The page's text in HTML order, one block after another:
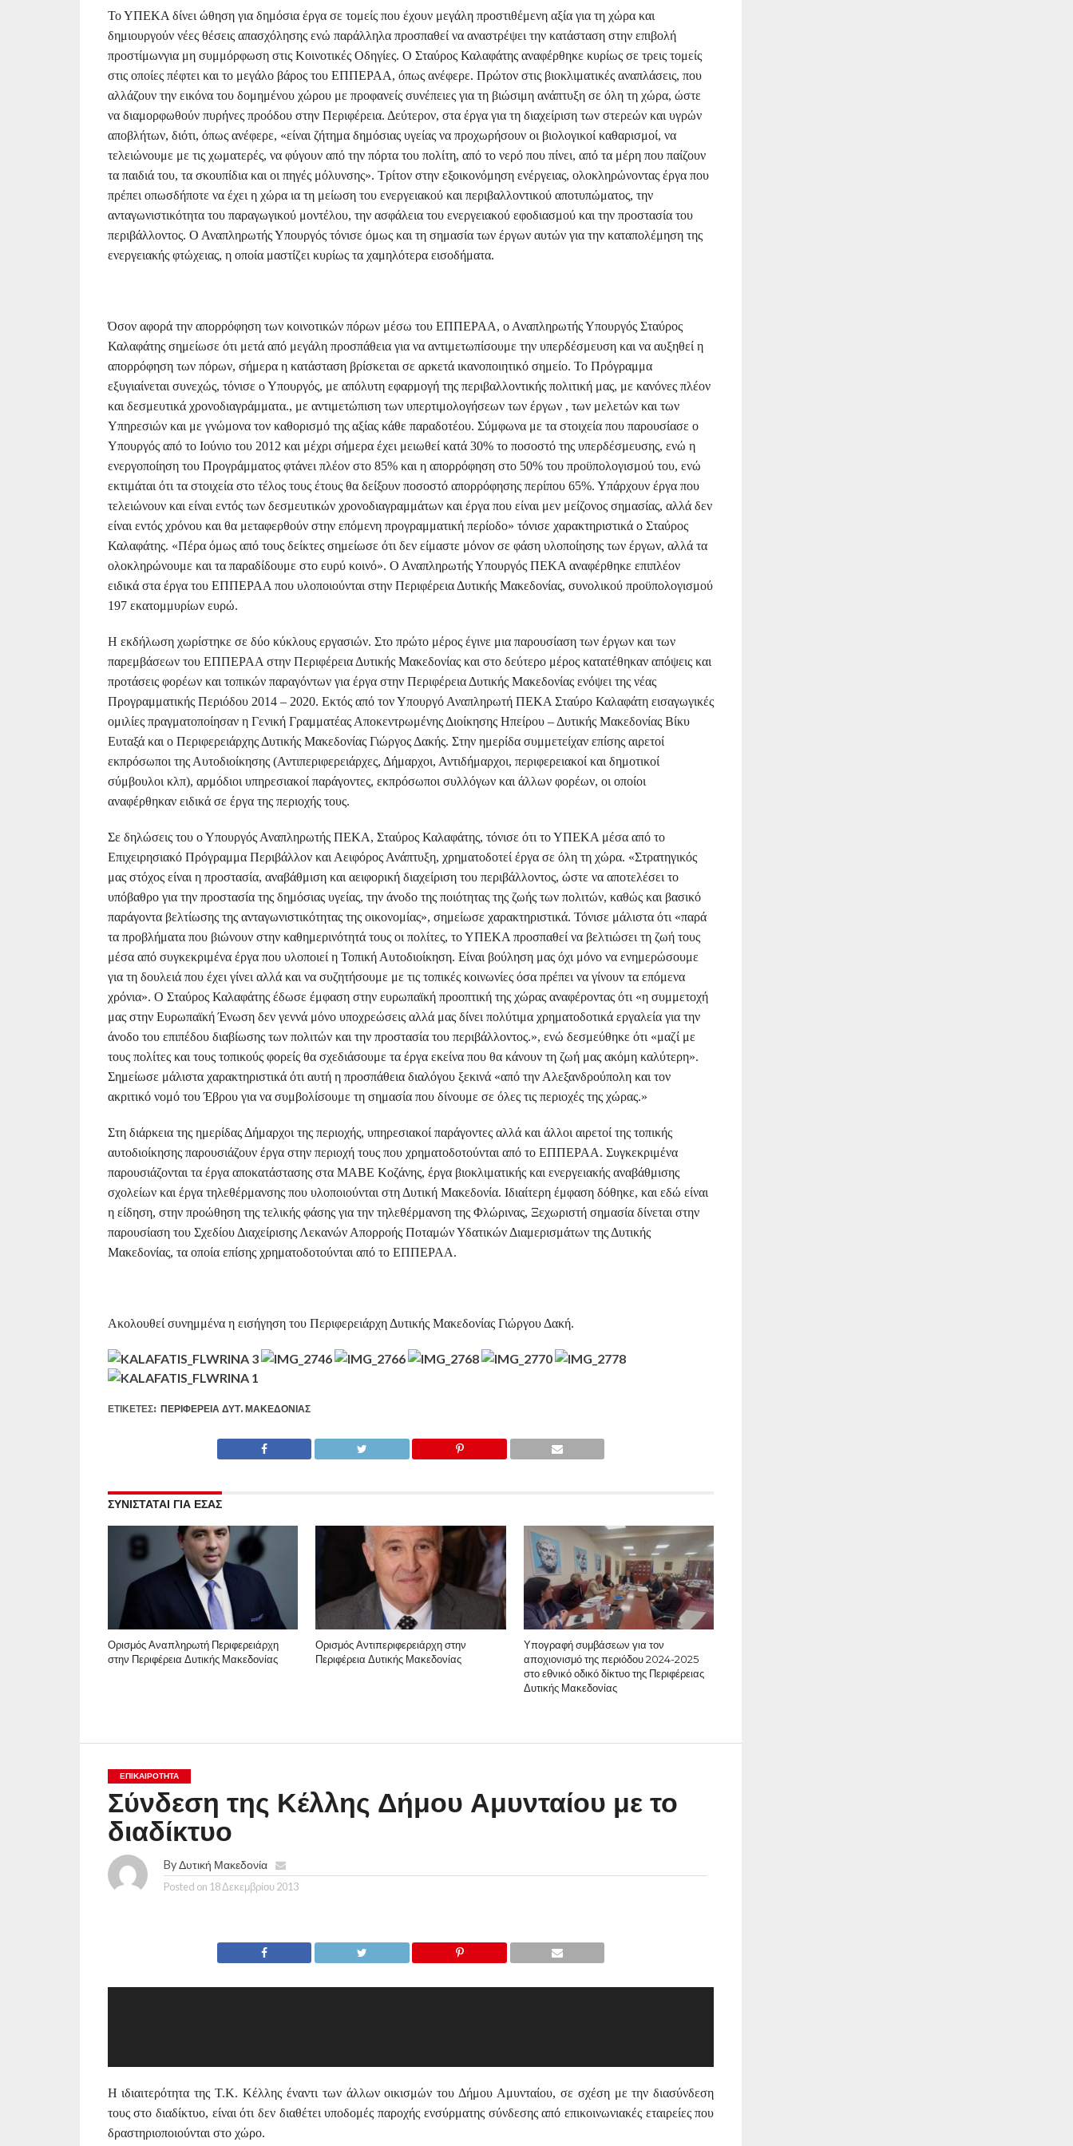
Το ΥΠΕΚΑ δίνει ώθηση για δημόσια έργα σε τομείς που έχουν μεγάλη προστιθέμενη αξία για τη χώρα και
δημιουργούν νέες θέσεις απασχόλησης ενώ παράλληλα προσπαθεί να αναστρέψει την κατάσταση στην επιβολή
προστίμωνγια μη συμμόρφωση στις Κοινοτικές Οδηγίες. Ο Σταύρος Καλαφάτης αναφέρθηκε κυρίως σε τρεις τομείς
στις οποίες πέφτει και το μεγάλο βάρος του ΕΠΠΕΡΑΑ, όπως ανέφερε. Πρώτον στις βιοκλιματικές αναπλάσεις, που
αλλάζουν την εικόνα του δομημένου χώρου με προφανείς συνέπειες για τη βιώσιμη ανάπτυξη σε όλη τη χώρα, ώστε
να διαμορφωθούν πυρήνες προόδου στην Περιφέρεια. Δεύτερον, στα έργα για τη διαχείριση των στερεών και υγρών
αποβλήτων, διότι, όπως ανέφερε, «είναι ζήτημα δημόσιας υγείας να προχωρήσουν οι βιολογικοί καθαρισμοί, να
τελειώνουμε με τις χωματερές, να φύγουν από την πόρτα του πολίτη, από το νερό που πίνει, από τα μέρη που παίζουν
τα παιδιά του, τα σκουπίδια και οι πηγές μόλυνσης». Τρίτον στην εξοικονόμηση ενέργειας, ολοκληρώνοντας έργα που
πρέπει οπωσδήποτε να έχει η χώρα ια τη μείωση του ενεργειακού και περιβαλλοντικού αποτυπώματος, την
ανταγωνιστικότητα του παραγωγικού μοντέλου, την ασφάλεια του ενεργειακού εφοδιασμού και την προστασία του
περιβάλλοντος. Ο Αναπληρωτής Υπουργός τόνισε όμως και τη σημασία των έργων αυτών για την καταπολέμηση της
ενεργειακής φτώχειας, η οποία μαστίζει κυρίως τα χαμηλότερα εισοδήματα.
Όσον αφορά την απορρόφηση των κοινοτικών πόρων μέσω του ΕΠΠΕΡΑΑ, ο Αναπληρωτής Υπουργός Σταύρος
Καλαφάτης σημείωσε ότι μετά από μεγάλη προσπάθεια για να αντιμετωπίσουμε την υπερδέσμευση και να αυξηθεί η
απορρόφηση των πόρων, σήμερα η κατάσταση βρίσκεται σε αρκετά ικανοποιητικό σημείο. Το Πρόγραμμα
εξυγιαίνεται συνεχώς, τόνισε ο Υπουργός, με απόλυτη εφαρμογή της περιβαλλοντικής πολιτική μας, με κανόνες πλέον
και δεσμευτικά χρονοδιαγράμματα., με αντιμετώπιση των υπερτιμολογήσεων των έργων , των μελετών και των
Υπηρεσιών και με γνώμονα τον καθορισμό της αξίας κάθε παραδοτέου. Σύμφωνα με τα στοιχεία που παρουσίασε ο
Υπουργός από το Ιούνιο του 2012 και μέχρι σήμερα έχει μειωθεί κατά 30% το ποσοστό της υπερδέσμευσης, ενώ η
ενεργοποίηση του Προγράμματος φτάνει πλέον στο 85% και η απορρόφηση στο 50% του προϋπολογισμού του, ενώ
εκτιμάται ότι τα στοιχεία στο τέλος τους έτους θα δείξουν ποσοστό απορρόφησης περίπου 65%. Υπάρχουν έργα που
τελειώνουν και είναι εντός των δεσμευτικών χρονοδιαγραμμάτων και έργα που είναι μεν μείζονος σημασίας, αλλά δεν
είναι εντός χρόνου και θα μεταφερθούν στην επόμενη προγραμματική περίοδο» τόνισε χαρακτηριστικά ο Σταύρος
Καλαφάτης. «Πέρα όμως από τους δείκτες σημείωσε ότι δεν είμαστε μόνον σε φάση υλοποίησης των έργων, αλλά τα
ολοκληρώνουμε και τα παραδίδουμε στο ευρύ κοινό». Ο Αναπληρωτής Υπουργός ΠΕΚΑ αναφέρθηκε επιπλέον
ειδικά στα έργα του ΕΠΠΕΡΑΑ που υλοποιούνται στην Περιφέρεια Δυτικής Μακεδονίας, συνολικού προϋπολογισμού
197 εκατομμυρίων ευρώ.
Η εκδήλωση χωρίστηκε σε δύο κύκλους εργασιών. Στο πρώτο μέρος έγινε μια παρουσίαση των έργων και των
παρεμβάσεων του ΕΠΠΕΡΑΑ στην Περιφέρεια Δυτικής Μακεδονίας και στο δεύτερο μέρος κατατέθηκαν απόψεις και
προτάσεις φορέων και τοπικών παραγόντων για έργα στην Περιφέρεια Δυτικής Μακεδονίας ενόψει της νέας
Προγραμματικής Περιόδου 2014 – 2020. Εκτός από τον Υπουργό Αναπληρωτή ΠΕΚΑ Σταύρο Καλαφάτη εισαγωγικές
ομιλίες πραγματοποίησαν η Γενική Γραμματέας Αποκεντρωμένης Διοίκησης Ηπείρου – Δυτικής Μακεδονίας Βίκυ
Ευταξά και ο Περιφερειάρχης Δυτικής Μακεδονίας Γιώργος Δακής. Στην ημερίδα συμμετείχαν επίσης αιρετοί
εκπρόσωποι της Αυτοδιοίκησης (Αντιπεριφερειάρχες, Δήμαρχοι, Αντιδήμαρχοι, περιφερειακοί και δημοτικοί
σύμβουλοι κλπ), αρμόδιοι υπηρεσιακοί παράγοντες, εκπρόσωποι συλλόγων και άλλων φορέων, οι οποίοι
αναφέρθηκαν ειδικά σε έργα της περιοχής τους.
Σε δηλώσεις του ο Υπουργός Αναπληρωτής ΠΕΚΑ, Σταύρος Καλαφάτης, τόνισε ότι το ΥΠΕΚΑ μέσα από το
Επιχειρησιακό Πρόγραμμα Περιβάλλον και Αειφόρος Ανάπτυξη, χρηματοδοτεί έργα σε όλη τη χώρα. «Στρατηγικός
μας στόχος είναι η προστασία, αναβάθμιση και αειφορική διαχείριση του περιβάλλοντος, ώστε να αποτελέσει το
υπόβαθρο για την προστασία της δημόσιας υγείας, την άνοδο της ποιότητας της ζωής των πολιτών, καθώς και βασικό
παράγοντα βελτίωσης της ανταγωνιστικότητας της οικονομίας», σημείωσε χαρακτηριστικά. Τόνισε μάλιστα ότι «παρά
τα προβλήματα που βιώνουν στην καθημερινότητά τους οι πολίτες, το ΥΠΕΚΑ προσπαθεί να βελτιώσει τη ζωή τους
μέσα από συγκεκριμένα έργα που υλοποιεί η Τοπική Αυτοδιοίκηση. Είναι βούληση μας όχι μόνο να ενημερώσουμε
για τη δουλειά που έχει γίνει αλλά και να συζητήσουμε με τις τοπικές κοινωνίες όσα πρέπει να γίνουν τα επόμενα
χρόνια». Ο Σταύρος Καλαφάτης έδωσε έμφαση στην ευρωπαϊκή προοπτική της χώρας αναφέροντας ότι «η συμμετοχή
μας στην Ευρωπαϊκή Ένωση δεν γεννά μόνο υποχρεώσεις αλλά μας δίνει πολύτιμα χρηματοδοτικά εργαλεία για την
άνοδο του επιπέδου διαβίωσης των πολιτών και την προστασία του περιβάλλοντος.», ενώ δεσμεύθηκε ότι «μαζί με
τους πολίτες και τους τοπικούς φορείς θα σχεδιάσουμε τα έργα εκείνα που θα κάνουν τη ζωή μας ακόμη καλύτερη».
Σημείωσε μάλιστα χαρακτηριστικά ότι αυτή η προσπάθεια διαλόγου ξεκινά «από την Αλεξανδρούπολη και τον
ακριτικό νομό του Έβρου για να συμβολίσουμε τη σημασία που δίνουμε σε όλες τις περιοχές της χώρας.»
Στη διάρκεια της ημερίδας Δήμαρχοι της περιοχής, υπηρεσιακοί παράγοντες αλλά και άλλοι αιρετοί της τοπικής
αυτοδιοίκησης παρουσιάζουν έργα στην περιοχή τους που χρηματοδοτούνται από το ΕΠΠΕΡΑΑ. Συγκεκριμένα
παρουσιάζονται τα έργα αποκατάστασης στα ΜΑΒΕ Κοζάνης, έργα βιοκλιματικής και ενεργειακής αναβάθμισης
σχολείων και έργα τηλεθέρμανσης που υλοποιούνται στη Δυτική Μακεδονία. Ιδιαίτερη έμφαση δόθηκε, και εδώ είναι
η είδηση, στην προώθηση της τελικής φάσης για την τηλεθέρμανση της Φλώρινας, Ξεχωριστή σημασία δίνεται στην
παρουσίαση του Σχεδίου Διαχείρισης Λεκανών Απορροής Ποταμών Υδατικών Διαμερισμάτων της Δυτικής
Μακεδονίας, τα οποία επίσης χρηματοδοτούνται από το ΕΠΠΕΡΑΑ.
Ακολουθεί συνημμένα η εισήγηση του Περιφερειάρχη Δυτικής Μακεδονίας Γιώργου Δακή.
ΕΤΙΚΕΤΕΣ: ΠΕΡΙΦΈΡΕΙΑ ΔΥΤ. ΜΑΚΕΔΟΝΊΑΣ
ΣΥΝΙΣΤΑΤΑΙ ΓΙΑ ΕΣΑΣ
Ορισμός Αναπληρωτή Περιφερειάρχη
στην Περιφέρεια Δυτικής Μακεδονίας
Ορισμός Αντιπεριφερειάρχη στην
Περιφέρεια Δυτικής Μακεδονίας
Υπογραφή συμβάσεων για τον
αποχιονισμό της περιόδου 2024-2025
στο εθνικό οδικό δίκτυο της Περιφέρειας
Δυτικής Μακεδονίας
ΕΠΙΚΑΙΡΟΤΗΤΑ
Σύνδεση της Κέλλης Δήμου Αμυνταίου με το
διαδίκτυο
ByΔυτική Μακεδονία
Posted on 18 Δεκεμβρίου 2013
Η ιδιαιτερότητα της Τ.Κ. Κέλλης έναντι των άλλων οικισμών του Δήμου Αμυνταίου, σε σχέση με την διασύνδεση
τους στο διαδίκτυο, είναι ότι δεν διαθέτει υποδομές παροχής ενσύρματης σύνδεσης από επικοινωνιακές εταιρείες που
δραστηριοποιούνται στο χώρο.